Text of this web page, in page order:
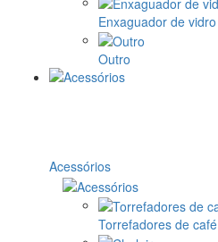
Enxaguador de vidro
Outro
Acessórios
Torrefadores de café